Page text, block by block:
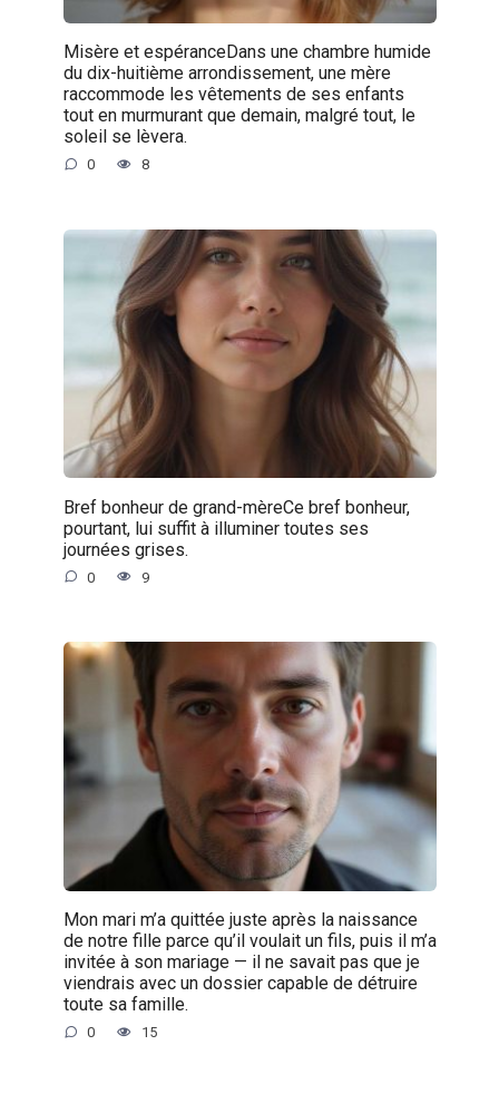
Misère et espéranceDans une chambre humide
du dix-huitième arrondissement, une mère
raccommode les vêtements de ses enfants
tout en murmurant que demain, malgré tout, le
soleil se lèvera.
0 8
Bref bonheur de grand-mèreCe bref bonheur,
pourtant, lui suffit à illuminer toutes ses
journées grises.
0 9
Mon mari m’a quittée juste après la naissance
de notre fille parce qu’il voulait un fils, puis il m’a
invitée à son mariage — il ne savait pas que je
viendrais avec un dossier capable de détruire
toute sa famille.
0 15